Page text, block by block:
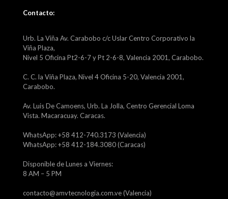
Contacto:
Urb. La Viña Av. Carabobo c/c Uslar Centro Corporativo la
Viña Plaza,
Nivel 5 Oficina Pt2-6-7 y Pt 2-6-8, Valencia 2001, Carabobo.
C. C. la Viña Plaza, Nivel 4 Oficina 5-20, Valencia 2001,
Carabobo.
Av. Luis De Camoens, Urb. La Jolla, Centro Gerencial Loma
Vista. Macaracuay. Caracas.
WhatsApp: +58 412-740.3173 (Valencia)
WhatsApp: +58 412-184.3080 (Caracas)
Disponible de Lunes a Viernes:
8 AM – 5 PM
contacto@amvtecnologia.com.ve (Valencia)